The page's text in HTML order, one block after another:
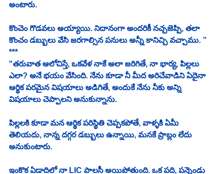
అంటారు.
కొంచెం గొడవలు అయ్యాయి. నిదానంగా అందరికీ నచ్చజెప్పి, తలా
కొంచం డబ్బులు వేసి జరగాల్సిన పనులు అన్నీ కానిచ్చి వచ్చాము. ”
***
"తరువాత ఆలోచిస్తే, ఒకవేళ నాకే అలా జరిగితే, నా భార్య, పిల్లలు
ఎలా? అనే భయం వేసింది. నేను కూడా నీ మీద అరిచేవాడిని ఏదైనా
ఆర్థిక పరమైన విషయాలు అడిగితే, అందుకే నేను నీకు అన్ని
విషయాలు చెప్పాలని అనుకున్నాను.
పిల్లలకి కూడా మన ఆర్థిక పరిస్థితి చెప్పకపోతే, వాళ్ళకి ఏమీ
తెలియదు, నాన్న దగ్గర డబ్బులు ఉన్నాయి, మనకే ప్రాబ్లం లేదు
అనుకుంటారు.
ఇంకొక ఏడాదిలో నా LIC పాలసీ అయిపోతుంది. ఒక పది, పన్నెండు